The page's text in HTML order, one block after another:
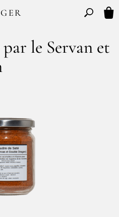
EN Basculer
le Servan et